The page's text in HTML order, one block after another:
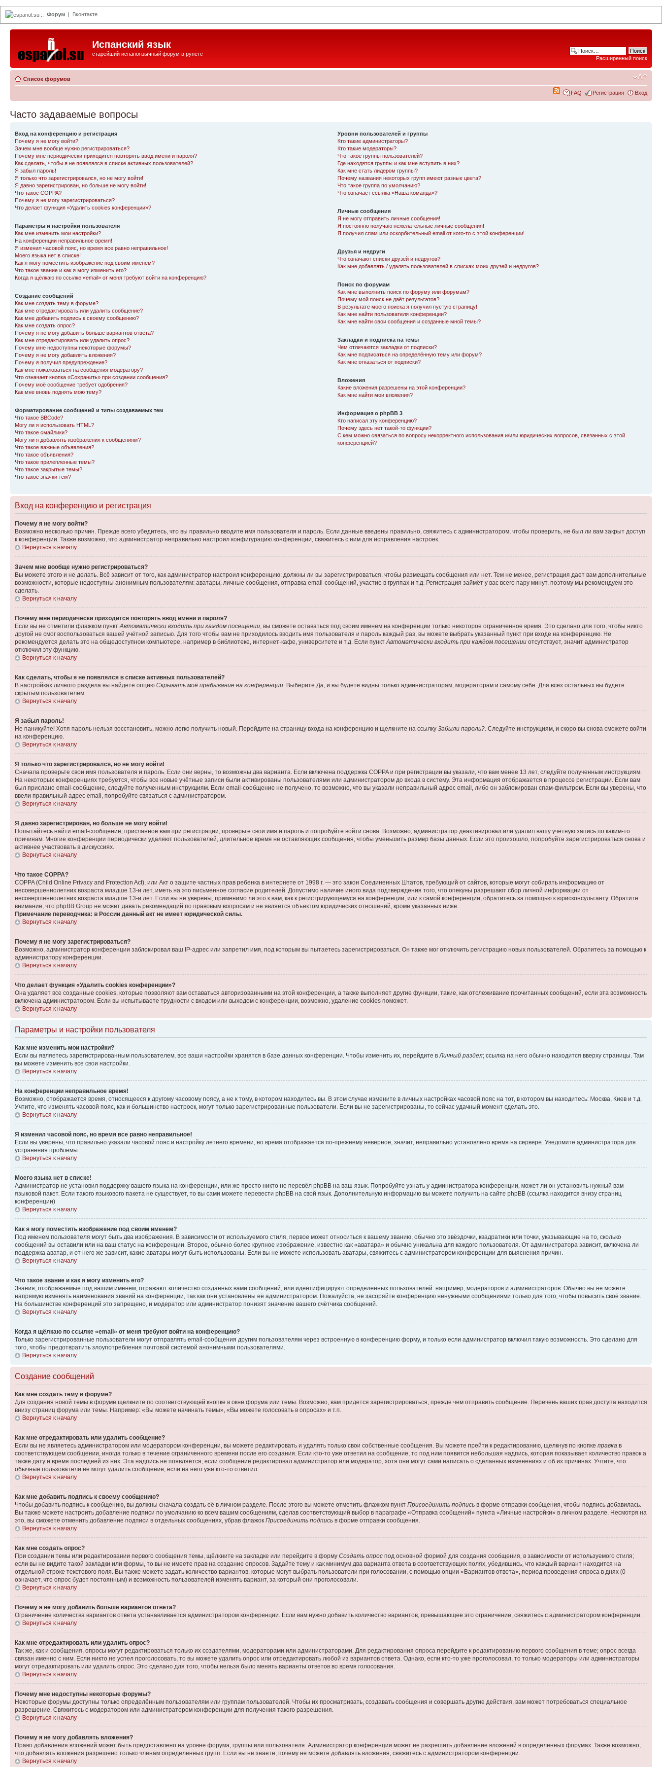
espanol.su :: Форум | Вконтакте
Испанский язык
старейший испаноязычный форум в рунете
Расширенный поиск
Список форумов
FAQ Регистрация Вход
Часто задаваемые вопросы
Вход на конференцию и регистрация
Почему я не могу войти?
Зачем мне вообще нужно регистрироваться?
Почему мне периодически приходится повторять ввод имени и пароля?
Как сделать, чтобы я не появлялся в списке активных пользователей?
Я забыл пароль!
Я только что зарегистрировался, но не могу войти!
Я давно зарегистрирован, но больше не могу войти!
Что такое COPPA?
Почему я не могу зарегистрироваться?
Что делает функция «Удалить cookies конференции»?
Параметры и настройки пользователя
Как мне изменить мои настройки?
На конференции неправильное время!
Я изменил часовой пояс, но время все равно неправильное!
Моего языка нет в списке!
Как я могу поместить изображение под своим именем?
Что такое звание и как я могу изменить его?
Когда я щёлкаю по ссылке «email» от меня требуют войти на конференцию?
Создание сообщений
Как мне создать тему в форуме?
Как мне отредактировать или удалить сообщение?
Как мне добавить подпись к своему сообщению?
Как мне создать опрос?
Почему я не могу добавить больше вариантов ответа?
Как мне отредактировать или удалить опрос?
Почему мне недоступны некоторые форумы?
Почему я не могу добавлять вложения?
Почему я получил предупреждение?
Как мне пожаловаться на сообщения модератору?
Что означает кнопка «Сохранить» при создании сообщения?
Почему моё сообщение требует одобрения?
Как мне вновь поднять мою тему?
Форматирование сообщений и типы создаваемых тем
Что такое BBCode?
Могу ли я использовать HTML?
Что такое смайлики?
Могу ли я добавлять изображения к сообщениям?
Что такое важные объявления?
Что такое объявления?
Что такое прилепленные темы?
Что такое закрытые темы?
Что такое значки тем?
Уровни пользователей и группы
Кто такие администраторы?
Кто такие модераторы?
Что такое группы пользователей?
Где находятся группы и как мне вступить в них?
Как мне стать лидером группы?
Почему названия некоторых групп имеют разные цвета?
Что такое группа по умолчанию?
Что означает ссылка «Наша команда»?
Личные сообщения
Я не могу отправить личные сообщения!
Я постоянно получаю нежелательные личные сообщения!
Я получил спам или оскорбительный email от кого-то с этой конференции!
Друзья и недруги
Что означают списки друзей и недругов?
Как мне добавлять / удалять пользователей в списках моих друзей и недругов?
Поиск по форумам
Как мне выполнить поиск по форуму или форумам?
Почему мой поиск не даёт результатов?
В результате моего поиска я получил пустую страницу!
Как мне найти пользователя конференции?
Как мне найти свои сообщения и созданные мной темы?
Закладки и подписка на темы
Чем отличаются закладки от подписки?
Как мне подписаться на определённую тему или форум?
Как мне отказаться от подписки?
Вложения
Какие вложения разрешены на этой конференции?
Как мне найти мои вложения?
Информация о phpBB 3
Кто написал эту конференцию?
Почему здесь нет такой-то функции?
С кем можно связаться по вопросу некорректного использования и/или юридических вопросов, связанных с этой
конференцией?
Вход на конференцию и регистрация
Почему я не могу войти?
Возможно несколько причин. Прежде всего убедитесь, что вы правильно вводите имя пользователя и пароль. Если данные введены правильно, свяжитесь с администратором, чтобы проверить, не был ли вам закрыт доступ
к конференции. Также возможно, что администратор неправильно настроил конфигурацию конференции, свяжитесь с ним для исправления настроек.
Вернуться к началу
Зачем мне вообще нужно регистрироваться?
Вы можете этого и не делать. Всё зависит от того, как администратор настроил конференцию: должны ли вы зарегистрироваться, чтобы размещать сообщения или нет. Тем не менее, регистрация дает вам дополнительные
возможности, которые недоступны анонимным пользователям: аватары, личные сообщения, отправка email-сообщений, участие в группах и т.д. Регистрация займёт у вас всего пару минут, поэтому мы рекомендуем это
сделать.
Вернуться к началу
Почему мне периодически приходится повторять ввод имени и пароля?
Если вы не отметили флажком пункт Автоматически входить при каждом посещении , вы сможете оставаться под своим именем на конференции только некоторое ограниченное время. Это сделано для того, чтобы никто
другой не смог воспользоваться вашей учётной записью. Для того чтобы вам не приходилось вводить имя пользователя и пароль каждый раз, вы можете выбрать указанный пункт при входе на конференцию. Не
рекомендуется делать это на общедоступном компьютере, например в библиотеке, интернет-кафе, университете и т.д. Если пункт Автоматически входить при каждом посещении отсутствует, значит администратор
отключил эту функцию.
Вернуться к началу
Как сделать, чтобы я не появлялся в списке активных пользователей?
В настройках личного раздела вы найдете опцию Скрывать моё пребывание на конференции . Выберите Да , и вы будете видны только администраторам, модераторам и самому себе. Для всех остальных вы будете
скрытым пользователем.
Вернуться к началу
Я забыл пароль!
Не паникуйте! Хотя пароль нельзя восстановить, можно легко получить новый. Перейдите на страницу входа на конференцию и щелкните на ссылку Забыли пароль? . Следуйте инструкциям, и скоро вы снова сможете войти
на конференцию.
Вернуться к началу
Я только что зарегистрировался, но не могу войти!
Сначала проверьте свои имя пользователя и пароль. Если они верны, то возможны два варианта. Если включена поддержка COPPA и при регистрации вы указали, что вам менее 13 лет, следуйте полученным инструкциям.
На некоторых конференциях требуется, чтобы все новые учётные записи были активированы пользователями или администратором до входа в систему. Эта информация отображается в процессе регистрации. Если вам
был прислано email-сообщение, следуйте полученным инструкциям. Если email-сообщение не получено, то возможно, что вы указали неправильный адрес email, либо он заблокирован спам-фильтром. Если вы уверены, что
ввели правильный адрес email, попробуйте связаться с администратором.
Вернуться к началу
Я давно зарегистрирован, но больше не могу войти!
Попытайтесь найти email-сообщение, присланное вам при регистрации, проверьте свои имя и пароль и попробуйте войти снова. Возможно, администратор деактивировал или удалил вашу учётную запись по каким-то
причинам. Многие конференции периодически удаляют пользователей, длительное время не оставляющих сообщения, чтобы уменьшить размер базы данных. Если это произошло, попробуйте зарегистрироваться снова и
активнее участвовать в дискуссиях.
Вернуться к началу
Что такое COPPA?
COPPA (Child Online Privacy and Protection Act), или Акт о защите частных прав ребенка в интернете от 1998 г. — это закон Соединенных Штатов, требующий от сайтов, которые могут собирать информацию от
несовершеннолетних возраста младше 13-и лет, иметь на это письменное согласие родителей. Допустимо наличие иного вида подтверждения того, что опекуны разрешают сбор личной информации от
несовершеннолетних возраста младше 13-и лет. Если вы не уверены, применимо ли это к вам, как к регистрирующемуся на конференции, или к самой конференции, обратитесь за помощью к юрисконсультанту. Обратите
внимание, что phpBB Group не может давать рекомендаций по правовым вопросам и не является объектом юридических отношений, кроме указанных ниже.
Примечание переводчика: в России данный акт не имеет юридической силы.
Вернуться к началу
Почему я не могу зарегистрироваться?
Возможно, администратор конференции заблокировал ваш IP-адрес или запретил имя, под которым вы пытаетесь зарегистрироваться. Он также мог отключить регистрацию новых пользователей. Обратитесь за помощью к
администратору конференции.
Вернуться к началу
Что делает функция «Удалить cookies конференции»?
Она удаляет все созданные cookies, которые позволяют вам оставаться авторизованными на этой конференции, а также выполняет другие функции, такие, как отслеживание прочитанных сообщений, если эта возможность
включена администратором. Если вы испытываете трудности с входом или выходом с конференции, возможно, удаление cookies поможет.
Вернуться к началу
Параметры и настройки пользователя
Как мне изменить мои настройки?
Если вы являетесь зарегистрированным пользователем, все ваши настройки хранятся в базе данных конференции. Чтобы изменить их, перейдите в Личный раздел; ссылка на него обычно находится вверху страницы. Там
вы можете изменить все свои настройки.
Вернуться к началу
На конференции неправильное время!
Возможно, отображается время, относящееся к другому часовому поясу, а не к тому, в котором находитесь вы. В этом случае измените в личных настройках часовой пояс на тот, в котором вы находитесь: Москва, Киев и т.д.
Учтите, что изменять часовой пояс, как и большинство настроек, могут только зарегистрированные пользователи. Если вы не зарегистрированы, то сейчас удачный момент сделать это.
Вернуться к началу
Я изменил часовой пояс, но время все равно неправильное!
Если вы уверены, что правильно указали часовой пояс и настройку летнего времени, но время отображается по-прежнему неверное, значит, неправильно установлено время на сервере. Уведомите администратора для
устранения проблемы.
Вернуться к началу
Моего языка нет в списке!
Администратор не установил поддержку вашего языка на конференции, или же просто никто не перевёл phpBB на ваш язык. Попробуйте узнать у администратора конференции, может ли он установить нужный вам
языковой пакет. Если такого языкового пакета не существует, то вы сами можете перевести phpBB на свой язык. Дополнительную информацию вы можете получить на сайте phpBB (ссылка находится внизу страниц
конференции)
Вернуться к началу
Как я могу поместить изображение под своим именем?
Под именем пользователя могут быть два изображения. В зависимости от используемого стиля, первое может относиться к вашему званию, обычно это звёздочки, квадратики или точки, указывающие на то, сколько
сообщений вы оставили или на ваш статус на конференции. Второе, обычно более крупное изображение, известно как «аватара» и обычно уникальна для каждого пользователя. От администратора зависит, включена ли
поддержка аватар, и от него же зависит, какие аватары могут быть использованы. Если вы не можете использовать аватары, свяжитесь с администратором конференции для выяснения причин.
Вернуться к началу
Что такое звание и как я могу изменить его?
Звания, отображаемые под вашим именем, отражают количество созданных вами сообщений, или идентифицируют определенных пользователей: например, модераторов и администраторов. Обычно вы не можете
напрямую изменять наименования званий на конференции, так как они установлены её администратором. Пожалуйста, не засоряйте конференцию ненужными сообщениями только для того, чтобы повысить своё звание.
На большинстве конференций это запрещено, и модератор или администратор понизят значение вашего счётчика сообщений.
Вернуться к началу
Когда я щёлкаю по ссылке «email» от меня требуют войти на конференцию?
Только зарегистрированные пользователи могут отправлять email-сообщения другим пользователям через встроенную в конференцию форму, и только если администратор включил такую возможность. Это сделано для
того, чтобы предотвратить злоупотребления почтовой системой анонимными пользователями.
Вернуться к началу
Создание сообщений
Как мне создать тему в форуме?
Для создания новой темы в форуме щелкните по соответствующей кнопке в окне форума или темы. Возможно, вам придется зарегистрироваться, прежде чем отправить сообщение. Перечень ваших прав доступа находится
внизу страниц форума или темы. Например: «Вы можете начинать темы», «Вы можете голосовать в опросах» и т.п.
Вернуться к началу
Как мне отредактировать или удалить сообщение?
Если вы не являетесь администратором или модератором конференции, вы можете редактировать и удалять только свои собственные сообщения. Вы можете прейти к редактированию, щелкнув по кнопке правка в
соответствующем сообщении, иногда только в течение ограниченного времени после его создания. Если кто-то уже ответил на сообщение, то под ним появится небольшая надпись, которая показывает количество правок а
также дату и время последней из них. Эта надпись не появляется, если сообщение редактировал администратор или модератор, хотя они могут сами написать о сделанных изменениях и об их причинах. Учтите, что
обычные пользователи не могут удалить сообщение, если на него уже кто-то ответил.
Вернуться к началу
Как мне добавить подпись к своему сообщению?
Чтобы добавить подпись к сообщению, вы должны сначала создать её в личном разделе. После этого вы можете отметить флажком пункт Присоединить подпись в форме отправки сообщения, чтобы подпись добавилась.
Вы также можете настроить добавление подписи по умолчанию ко всем вашим сообщениям, сделав соответствующий выбор в параграфе «Отправка сообщений» пункта «Личные настройки» в личном разделе. Несмотря на
это, вы сможете отменить добавление подписи в отдельных сообщениях, убрав флажок Присоединить подпись в форме отправки сообщения.
Вернуться к началу
Как мне создать опрос?
При создании темы или редактировании первого сообщения темы, щёлкните на закладке или перейдите в форму Создать опрос под основной формой для создания сообщения, в зависимости от используемого стиля;
если вы не видите такой закладки или формы, то вы не имеете прав на создание опросов. Задайте тему и как минимум два варианта ответа в соответствующих полях, убедившись, что каждый вариант находится на
отдельной строке текстового поля. Вы также можете задать количество вариантов, которые могут выбрать пользователи при голосовании, с помощью опции «Вариантов ответа», период проведения опроса в днях (0
означает, что опрос будет постоянным) и возможность пользователей изменять вариант, за который они проголосовали.
Вернуться к началу
Почему я не могу добавить больше вариантов ответа?
Ограничение количества вариантов ответа устанавливается администратором конференции. Если вам нужно добавить количество вариантов, превышающее это ограничение, свяжитесь с администратором конференции.
Вернуться к началу
Как мне отредактировать или удалить опрос?
Так же, как и сообщения, опросы могут редактироваться только их создателями, модераторами или администраторами. Для редактирования опроса перейдите к редактированию первого сообщения в теме; опрос всегда
связан именно с ним. Если никто не успел проголосовать, то вы можете удалить опрос или отредактировать любой из вариантов ответа. Однако, если кто-то уже проголосовал, то только модераторы или администраторы
могут отредактировать или удалить опрос. Это сделано для того, чтобы нельзя было менять варианты ответов во время голосования.
Вернуться к началу
Почему мне недоступны некоторые форумы?
Некоторые форумы доступны только определённым пользователям или группам пользователей. Чтобы их просматривать, создавать сообщения и совершать другие действия, вам может потребоваться специальное
разрешение. Свяжитесь с модератором или администратором конференции для получения такого разрешения.
Вернуться к началу
Почему я не могу добавлять вложения?
Право добавления вложений может быть предоставлено на уровне форума, группы или пользователя. Администратор конференции может не разрешить добавление вложений в определенных форумах. Также возможно,
что добавлять вложения разрешено только членам определённых групп. Если вы не знаете, почему не можете добавлять вложения, свяжитесь с администратором конференции.
Вернуться к началу